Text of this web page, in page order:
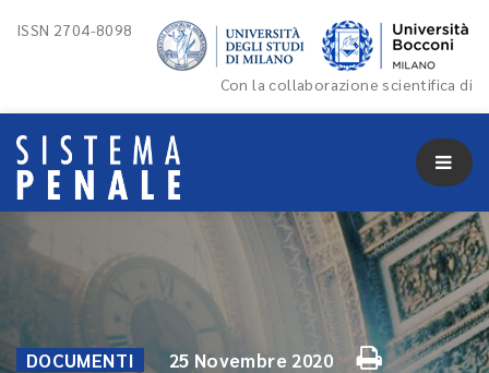
ISSN 2704-8098
Con la collaborazione scientifica di
DOCUMENTI 25 Novembre 2020